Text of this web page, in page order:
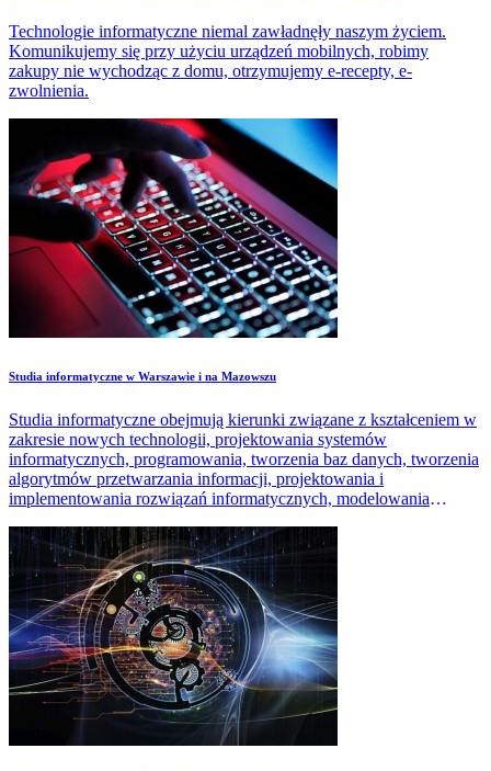
Technologie informatyczne niemal zawładnęły naszym życiem.
Komunikujemy się przy użyciu urządzeń mobilnych, robimy
zakupy nie wychodząc z domu, otrzymujemy e-recepty, e-
zwolnienia.
Studia informatyczne w Warszawie i na Mazowszu
Studia informatyczne obejmują kierunki związane z kształceniem w
zakresie nowych technologii, projektowania systemów
informatycznych, programowania, tworzenia baz danych, tworzenia
algorytmów przetwarzania informacji, projektowania i
implementowania rozwiązań informatycznych, modelowania